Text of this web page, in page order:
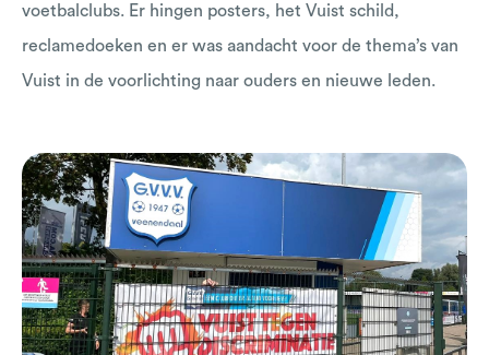
voetbalclubs. Er hingen posters, het Vuist schild,
reclamedoeken en er was aandacht voor de thema’s van
Vuist in de voorlichting naar ouders en nieuwe leden.